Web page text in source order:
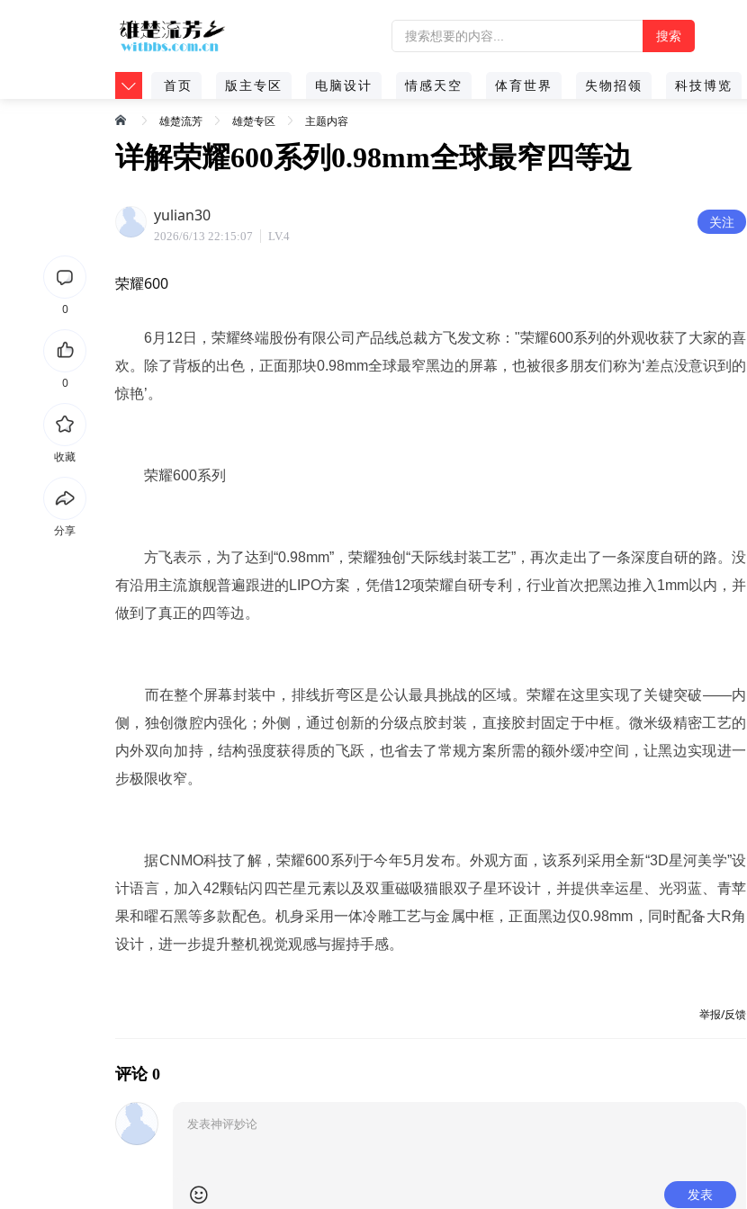
首页 版主专区 电脑设计 情感天空 体育世界 失物招领 科技博览
雄楚流芳 雄楚专区 主题内容
详解荣耀600系列0.98mm全球最窄四等边
yulian30
2026/6/13 22:15:07 LV.4
关注
荣耀600
6月12日，荣耀终端股份有限公司产品线总裁方飞发文称："荣耀600系列的外观收获了大家的喜
欢。除了背板的出色，正面那块0.98mm全球最窄黑边的屏幕，也被很多朋友们称为‘差点没意识到的
惊艳’。
荣耀600系列
方飞表示，为了达到“0.98mm”，荣耀独创“天际线封装工艺”，再次走出了一条深度自研的路。没
有沿用主流旗舰普遍跟进的LIPO方案，凭借12项荣耀自研专利，行业首次把黑边推入1mm以内，并
做到了真正的四等边。
而在整个屏幕封装中，排线折弯区是公认最具挑战的区域。荣耀在这里实现了关键突破——内
侧，独创微腔内强化；外侧，通过创新的分级点胶封装，直接胶封固定于中框。微米级精密工艺的
内外双向加持，结构强度获得质的飞跃，也省去了常规方案所需的额外缓冲空间，让黑边实现进一
步极限收窄。
据CNMO科技了解，荣耀600系列于今年5月发布。外观方面，该系列采用全新“3D星河美学”设
计语言，加入42颗钻闪四芒星元素以及双重磁吸猫眼双子星环设计，并提供幸运星、光羽蓝、青苹
果和曜石黑等多款配色。机身采用一体冷雕工艺与金属中框，正面黑边仅0.98mm，同时配备大R角
设计，进一步提升整机视觉观感与握持手感。
举报/反馈
评论 0
发表
0
0
收藏
分享